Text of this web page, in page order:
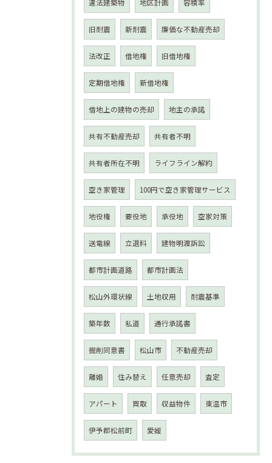
違法建築物 地区計画 容積率
旧耐震 新耐震 廉価な不動産売却
法改正 借地権 旧借地権
定期借地権 新借地権
借地上の建物の売却 地主の承諾
共有不動産売却 共有者不明
共有者所在不明 ライフライン解約
空き家管理 100円で空き家管理サービス
地役権 要役地 承役地 空家対策
送電線 立退料 建物明渡訴訟
都市計画道路 都市計画法
松山外環状線 土地収用 耐震基準
築年数 私道 通行承諾書
掘削同意書 松山市 不動産売却
離婚 住み替え 任意売却 査定
アパート 買取 収益物件 東温市
伊予郡松前町 愛媛